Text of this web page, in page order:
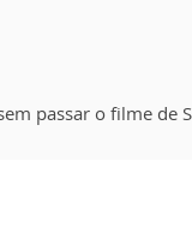
passar o filme de